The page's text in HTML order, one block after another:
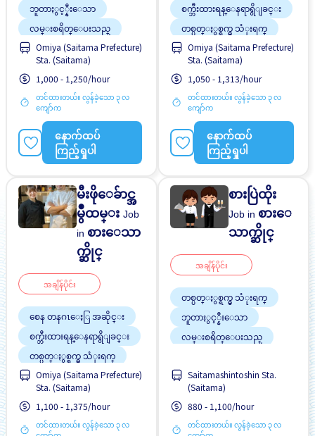
ဘူတာႏွင့္နီးေသာ
လမ္းစရိတ္ေပးသည္
အလုပ္အေတြ႕အၾကံဳရွိရန္မ
လို
အလုပ္ခ်ိန္နည္းေသာ
Omiya (Saitama Prefecture)
Sta. (Saitama)
1,000 - 1,250/hour
တင်ထားတယ်။ လွန်ခဲ့သော ၃ လ
ကျော်က
နောက်ထပ်
ကြည့်ရှုပါ
စက္ဘီးထားရန္ေနရာရွိျခင္း
တစ္ပတ္ႏွစ္ရက္မွ သံုးရက္
ထမင်းကျွေးမည်
ပရိုမိုးရွင္း
လမ္းစရိတ္ေပးသည္
ဝင်ငွေအများအပြားရရန်
အလားအလာရှိသည်
အချိန်ပြည့် အလုပ်လုပ်ခွင့်ရ
ရန် အခွင့်အရေးရှိသည်
အမျိုးသမီး ပို၍လိုလားသည်
Omiya (Saitama Prefecture)
Sta. (Saitama)
1,050 - 1,313/hour
တင်ထားတယ်။ လွန်ခဲ့သော ၃ လ
ကျော်က
နောက်ထပ်
ကြည့်ရှုပါ
မီးဖိုေခ်ာင္အ
မွဳထမ္းJob
in စားေသာ
က္ဆိုင္
အချိန်ပိုင်း
စေန တနဂၤေႏြ အဆိုင္း
စက္ဘီးထားရန္ေနရာရွိျခင္း
တစ္ပတ္ႏွစ္ရက္မွ သံုးရက္
ထမင်းကျွေးမည်
ပရိုမိုးရွင္း
လမ္းစရိတ္ေပးသည္
ဝင်ငွေအများအပြားရရန်
Omiya (Saitama Prefecture)
Sta. (Saitama)
1,100 - 1,375/hour
တင်ထားတယ်။ လွန်ခဲ့သော ၃ လ
စားပြဲထိုး
Job in စားေ
သာက္ဆိုင္
အချိန်ပိုင်း
တစ္ပတ္ႏွစ္ရက္မွ သံုးရက္
ဘူတာႏွင့္နီးေသာ
လမ္းစရိတ္ေပးသည္
အလုပ္ခ်ိန္နည္းေသာ
Saitamashintoshin Sta.
(Saitama)
880 - 1,100/hour
တင်ထားတယ်။ လွန်ခဲ့သော ၃ လ